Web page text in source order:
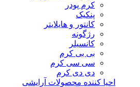
کرم پودر
پنکیک
کانتور و هایلایتر
رژگونه
کانسیلر
بی بی کرم
سی سی کرم
دی دی کرم
احیا کننده محصولات آرایشی